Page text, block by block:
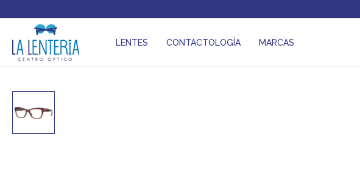
LENTES CONTACTOLOGÍA MARCAS